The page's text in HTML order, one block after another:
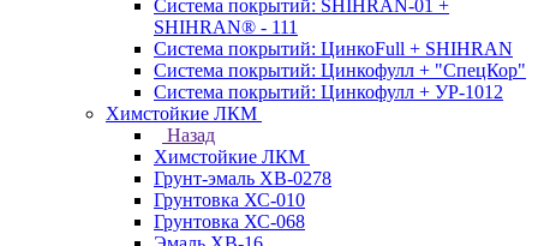
Система покрытий: SHIHRAN-01 +
SHIHRAN® - 111
Система покрытий: ЦинкоFull + SHIHRAN
Система покрытий: Цинкофулл + "СпецКор"
Система покрытий: Цинкофулл + УР-1012
Химстойкие ЛКМ
Назад
Химстойкие ЛКМ
Грунт-эмаль ХВ-0278
Грунтовка ХС-010
Грунтовка ХС-068